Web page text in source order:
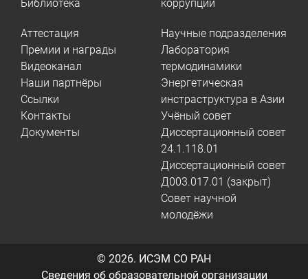
Библиотека
коррупции
Аттестация
Премии и награды
Видеоканал
Наши партнёры
Ссылки
Контакты
Документы
Научные подразделения
Лаборатория
термодинамики
Энергетическая
инстраструктура в Азии
Учёный совет
Диссертационный совет
24.1.118.01
Диссертационный совет
Д003.017.01 (закрыт)
Совет научной
молодёжи
© 2026. ИСЭМ СО РАН
Сведения об образовательной организации